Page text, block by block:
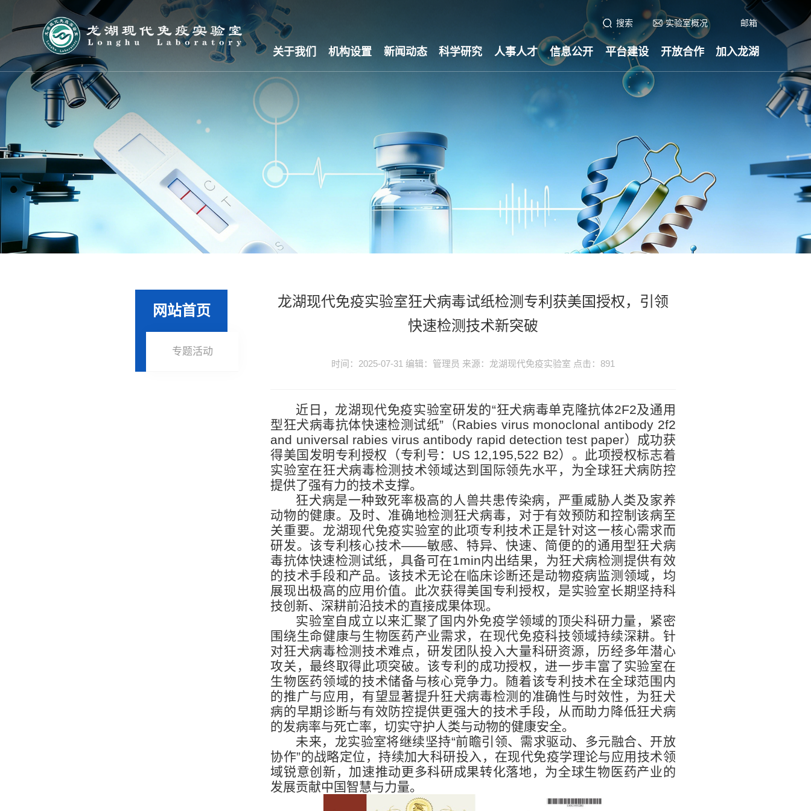
搜索 实验室概况 邮箱
关于我们 机构设置 新闻动态 科学研究 人事人才 信息公开 平台建设 开放合作 加入龙湖
网站首页
专题活动
龙湖现代免疫实验室狂犬病毒试纸检测专利获美国授权，引领
快速检测技术新突破
时间：2025-07-31 编辑：管理员 来源：龙湖现代免疫实验室 点击： 891
近日，龙湖现代免疫实验室研发的“狂犬病毒单克隆抗体2F2及通用
型狂犬病毒抗体快速检测试纸”（Rabies virus monoclonal antibody 2f2
and universal rabies virus antibody rapid detection test paper）成功获
得美国发明专利授权（专利号：US 12,195,522 B2）。此项授权标志着
实验室在狂犬病毒检测技术领域达到国际领先水平，为全球狂犬病防控
提供了强有力的技术支撑。
狂犬病是一种致死率极高的人兽共患传染病，严重威胁人类及家养
动物的健康。及时、准确地检测狂犬病毒，对于有效预防和控制该病至
关重要。龙湖现代免疫实验室的此项专利技术正是针对这一核心需求而
研发。该专利核心技术——敏感、特异、快速、简便的的通用型狂犬病
毒抗体快速检测试纸，具备可在1min内出结果，为狂犬病检测提供有效
的技术手段和产品。该技术无论在临床诊断还是动物疫病监测领域，均
展现出极高的应用价值。此次获得美国专利授权，是实验室长期坚持科
技创新、深耕前沿技术的直接成果体现。
实验室自成立以来汇聚了国内外免疫学领域的顶尖科研力量，紧密
围绕生命健康与生物医药产业需求，在现代免疫科技领域持续深耕。针
对狂犬病毒检测技术难点，研发团队投入大量科研资源，历经多年潜心
攻关，最终取得此项突破。该专利的成功授权，进一步丰富了实验室在
生物医药领域的技术储备与核心竞争力。随着该专利技术在全球范围内
的推广与应用，有望显著提升狂犬病毒检测的准确性与时效性，为狂犬
病的早期诊断与有效防控提供更强大的技术手段，从而助力降低狂犬病
的发病率与死亡率，切实守护人类与动物的健康安全。
未来，龙实验室将继续坚持“前瞻引领、需求驱动、多元融合、开放
协作”的战略定位，持续加大科研投入，在现代免疫学理论与应用技术领
域锐意创新，加速推动更多科研成果转化落地，为全球生物医药产业的
发展贡献中国智慧与力量。